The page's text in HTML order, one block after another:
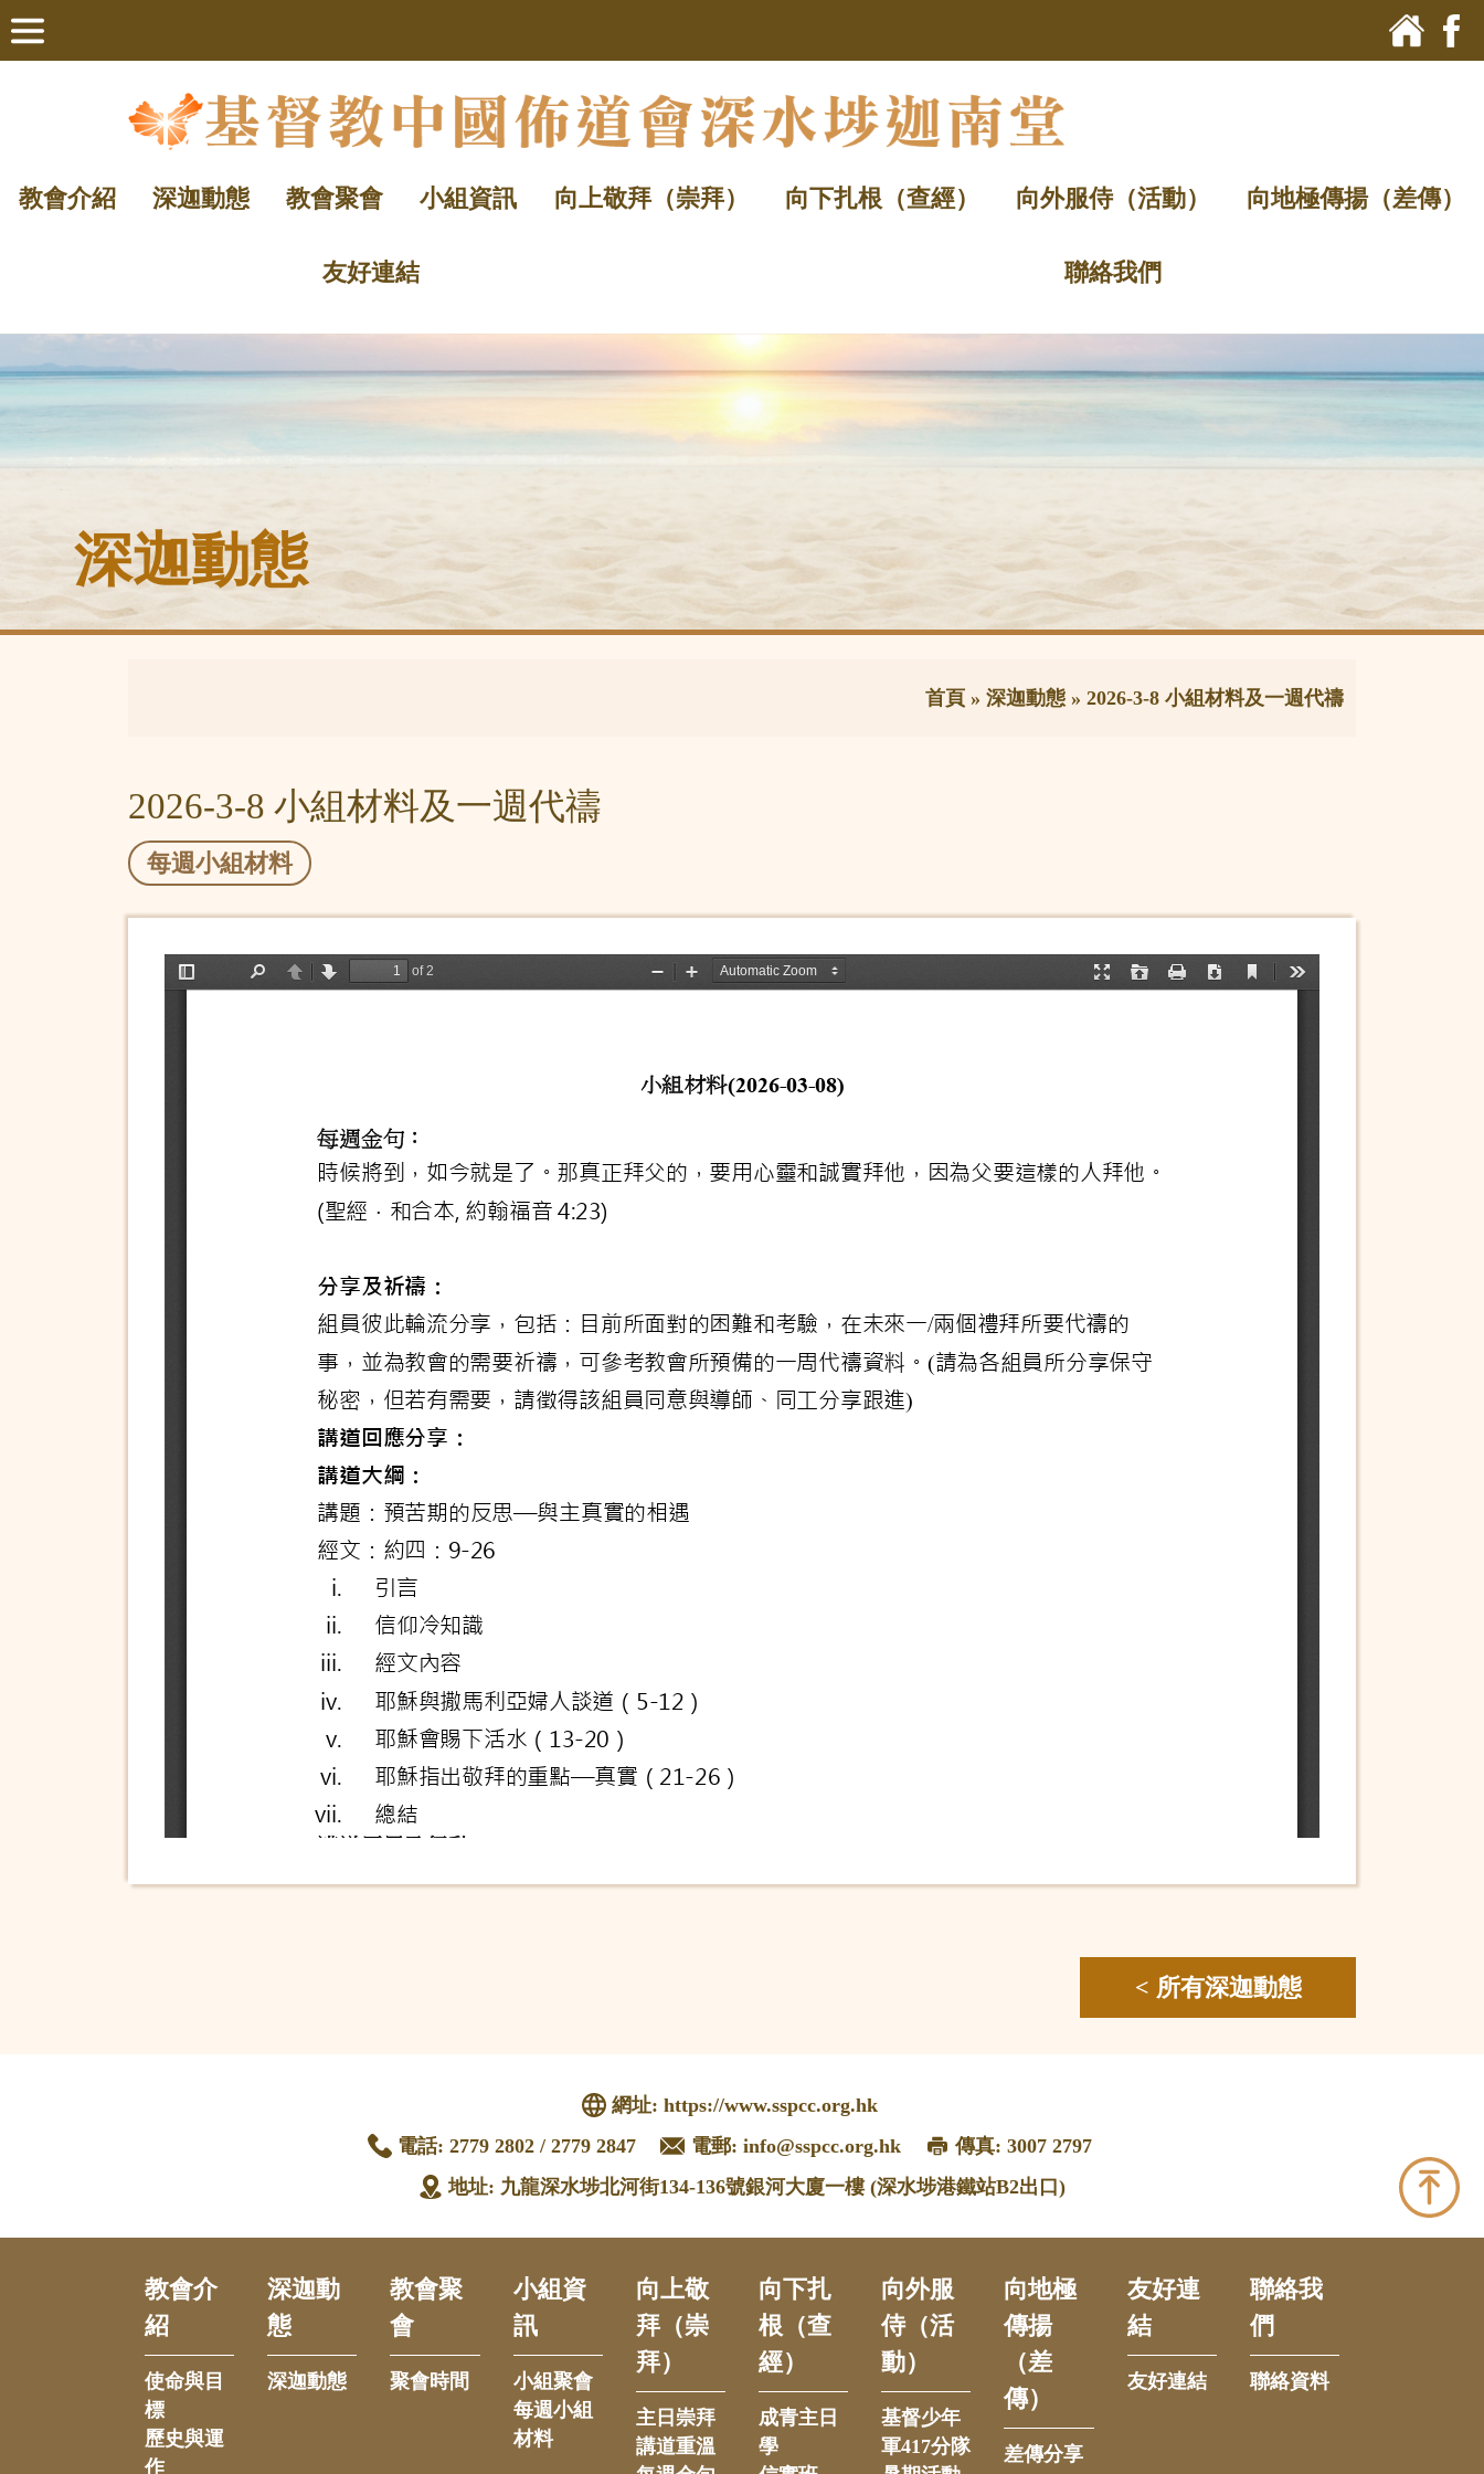
教會介紹 深迦動態 教會聚會 小組資訊 向上敬拜（崇拜） 向下扎根（查經） 向外服侍（活動） 向地極傳揚（差傳）
友好連結 聯絡我們
深迦動態
首頁 »深迦動態 »2026-3-8 小組材料及一週代禱
2026-3-8 小組材料及一週代禱
每週小組材料
< 所有深迦動態
網址:https://www.sspcc.org.hk
電話: 2779 2802 / 2779 2847 電郵: info@sspcc.org.hk
傳真: 3007 2797
地址: 九龍深水埗北河街134-136號銀河大廈一樓 (深水埗港鐵站B2出口)
教會介
紹
使命與目
標
歷史與運
作
深迦動
態
深迦動態
教會聚
會
聚會時間
小組資
訊
小組聚會
每週小組
材料
向上敬
拜（崇
拜）
主日崇拜
講道重溫
向下扎
根（查
經）
成青主日
學
向外服
侍（活
動）
基督少年
軍417分隊
向地極
傳揚
（差
傳）
差傳分享
友好連
結
友好連結
聯絡我
們
聯絡資料